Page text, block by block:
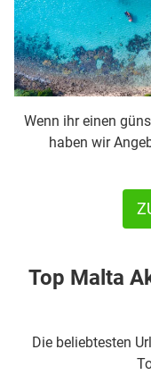
Wenn ihr einen
haben wir
Top Malta
Die beliebtesten